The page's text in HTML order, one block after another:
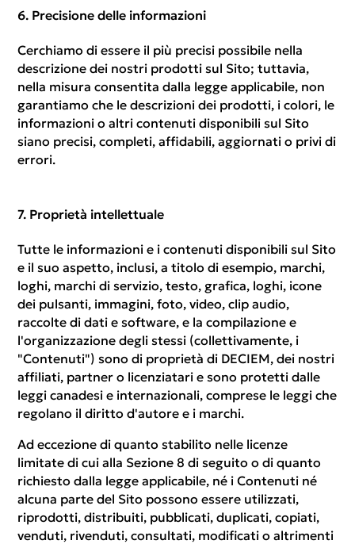
Precisione delle informazioni
Cerchiamo di essere il più precisi possibile nella
descrizione dei nostri prodotti sul Sito; tuttavia,
nella misura consentita dalla legge applicabile, non
garantiamo che le descrizioni dei prodotti, i colori, le
informazioni o altri contenuti disponibili sul Sito
siano precisi, completi, affidabili, aggiornati o privi di
errori.
Proprietà intellettuale
Tutte le informazioni e i contenuti disponibili sul Sito
e il suo aspetto, inclusi, a titolo di esempio, marchi,
loghi, marchi di servizio, testo, grafica, loghi, icone
dei pulsanti, immagini, foto, video, clip audio,
raccolte di dati e software, e la compilazione e
l'organizzazione degli stessi (collettivamente, i
"Contenuti") sono di proprietà di DECIEM, dei nostri
affiliati, partner o licenziatari e sono protetti dalle
leggi canadesi e internazionali, comprese le leggi che
regolano il diritto d'autore e i marchi.
Ad eccezione di quanto stabilito nelle licenze
limitate di cui alla Sezione 8 di seguito o di quanto
richiesto dalla legge applicabile, né i Contenuti né
alcuna parte del Sito possono essere utilizzati,
riprodotti, distribuiti, pubblicati, duplicati, copiati,
venduti, rivenduti, consultati, modificati o altrimenti